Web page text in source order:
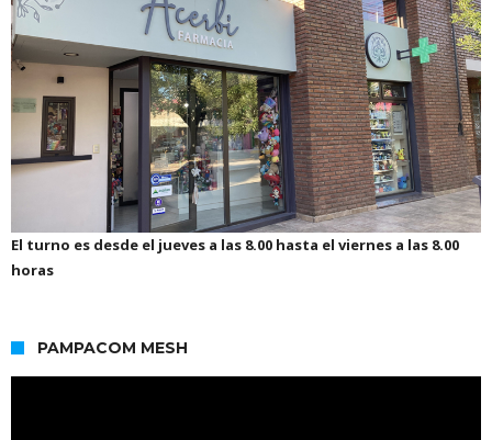
El turno es desde el jueves a las 8.00 hasta el viernes a las 8.00
horas
PAMPACOM MESH